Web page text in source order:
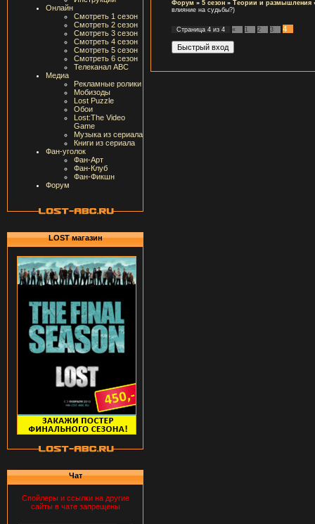
Онлайн
Смотреть 1 сезон
Смотреть 2 сезон
Смотреть 3 сезон
Смотреть 4 сезон
Смотреть 5 сезон
Смотреть 6 сезон
Телеканал ABC
Медиа
Рекламные ролики
Мобизоды
Lost Puzzle
Обои
Lost:The Video
Game
Музыка из сериала
Книги из сериала
Фан-уголок
Фан-Арт
Фан-Клуб
Фан-Фикшн
Форум
LOST магазин
Чат
Спойлеры и ссылки на другие
сайты в чате запрещены
Форум » 5 сезон » Теории и размышления
влияние на судьбы?)
Страница 4 из 4 « 1 2 3 4